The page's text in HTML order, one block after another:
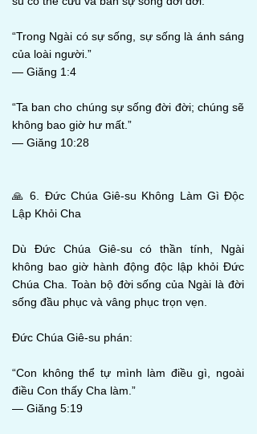
“Trong Ngài có sự sống, sự sống là ánh sáng
của loài người.”
— Giăng 1:4
“Ta ban cho chúng sự sống đời đời; chúng sẽ
không bao giờ hư mất.”
— Giăng 10:28
🙏 6. Đức Chúa Giê-su Không Làm Gì Độc
Lập Khỏi Cha
Dù Đức Chúa Giê-su có thần tính, Ngài
không bao giờ hành động độc lập khỏi Đức
Chúa Cha. Toàn bộ đời sống của Ngài là đời
sống đầu phục và vâng phục trọn vẹn.
Đức Chúa Giê-su phán:
“Con không thể tự mình làm điều gì, ngoài
điều Con thấy Cha làm.”
— Giăng 5:19